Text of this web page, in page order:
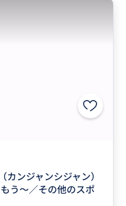
カンジャンシジャン）
う～／その他のスポ